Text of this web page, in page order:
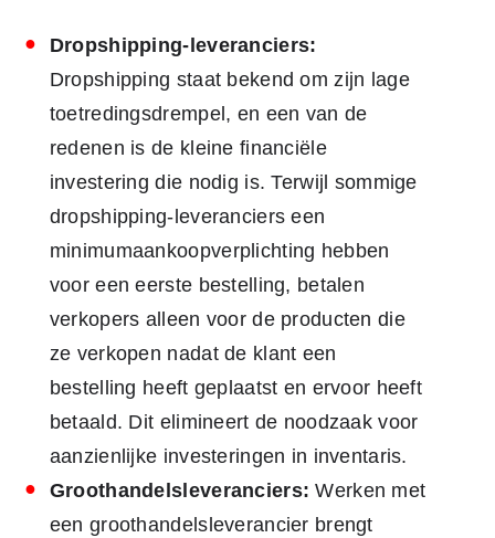
Dropshipping-leveranciers:
Dropshipping staat bekend om zijn lage
toetredingsdrempel, en een van de
redenen is de kleine financiële
investering die nodig is. Terwijl sommige
dropshipping-leveranciers een
minimumaankoopverplichting hebben
voor een eerste bestelling, betalen
verkopers alleen voor de producten die
ze verkopen nadat de klant een
bestelling heeft geplaatst en ervoor heeft
betaald. Dit elimineert de noodzaak voor
aanzienlijke investeringen in inventaris.
Groothandelsleveranciers: Werken met
een groothandelsleverancier brengt